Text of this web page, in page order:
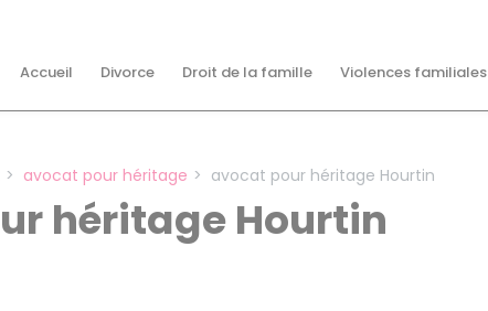
Accueil Divorce Droit de la famille Violences familiales
avocat pour héritage avocat pour héritage Hourtin
héritage Hourtin